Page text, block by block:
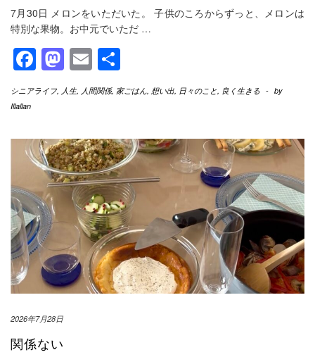
7月30日 メロンをいただいた。 子供のころからずっと、メロンは
特別な果物。お中元でいただ …
Facebook
Mastodon
Email
有
シニアライフ, 人生, 人間関係, 家ごはん, 想い出, 日々のこと, 良く生きる - by
Illallan
2026年7月28日
関係ない